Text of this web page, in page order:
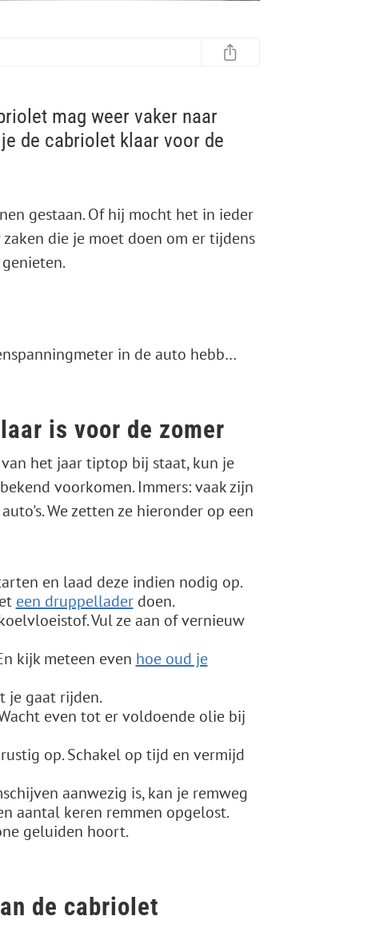
mag weer vaker naar
de cabriolet klaar voor de
gestaan. Of hij mocht het in ieder
die je moet doen om er tijdens
in de auto hebben liggen.
is voor de zomer
het jaar tiptop bij staat, kun je
voorkomen. Immers: vaak zijn
We zetten ze hieronder op een
en laad deze indien nodig op.
een druppelladerdoen.
Vul ze aan of vernieuw
kijk meteen even hoe oud je
je gaat rijden.
even tot er voldoende olie bij
op. Schakel op tijd en vermijd
aanwezig is, kan je remweg
aantal keren remmen opgelost.
geluiden hoort.
de cabriolet